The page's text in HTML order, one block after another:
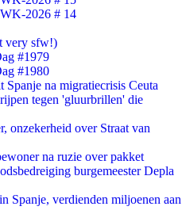
2026 # 14
very sfw!)
#1979
#1980
na migratiecrisis Ceuta
tegen 'gluurbrillen' die
onzekerheid over Straat van
na ruzie over pakket
burgemeester Depla
Spanje, verdienden miljoenen aan